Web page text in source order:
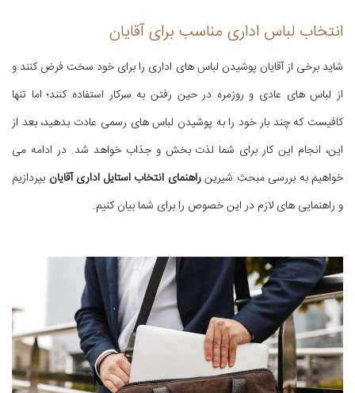
انتخاب لباس اداری مناسب برای آقایان
شاید برخی از آقایان پوشیدن لباس های اداری را برای خود سخت فرض کنند و
از لباس های عادی و روزمره در حین رفتن به سرکار استفاده کنند؛ اما تنها
کافیست که چند بار خود را به پوشیدن لباس های رسمی عادت بدهید، بعد از
این، انجام این کار برای شما لذت بخش و جذاب خواهد شد. در ادامه می
خواهیم به بررسی مبحث شیرینراهنمای انتخاب استایل اداری آقایان بپردازیم
و راهنمایی های لازم در این خصوص را برای شما بیان کنیم.